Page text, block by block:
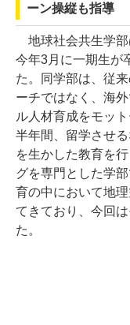
ーン操縦も指導
地球社会共生学部
今年3月に一期生が
た。同学部は、従
ーチではなく、海
ル人材育成をモッ
半年間、留学させ
を生かした教育を
グを専門とした学
育の中において地
てきており、今回
た。